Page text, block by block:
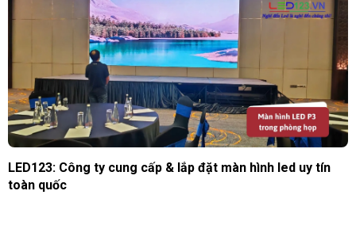
LED123: Công ty cung cấp & lắp đặt màn hình led uy tín
toàn quốc